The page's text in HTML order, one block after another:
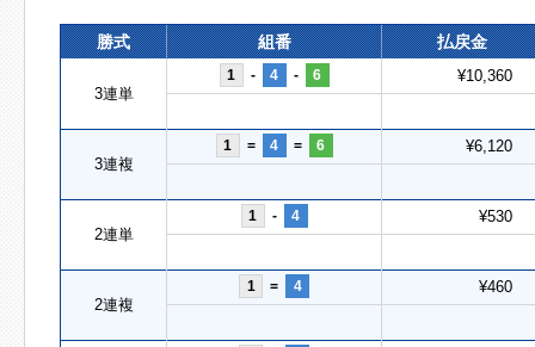
勝式 組番 払戻金
3連単
1 - 4 - 6 ¥10,360
3連複
1 = 4 = 6 ¥6,120
2連単
1 - 4 ¥530
2連複
1 = 4 ¥460